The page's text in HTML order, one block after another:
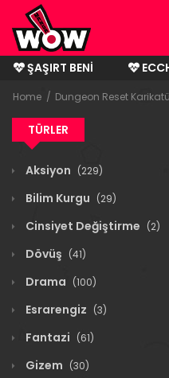
ŞAŞIRT BENI
BITMIŞ MANGALAR
Home Dungeon Reset
TÜRLER
Aksiyon (229)
Bilim Kurgu (29)
Cinsiyet Değiştirme (2)
Dövüş (41)
Drama (100)
Esrarengiz (3)
Fantazi (61)
Gizem (30)